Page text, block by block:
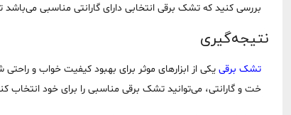
بررسی کنید که تشک برقی انتخابی دارای گارانتی مناسبی
نتیجه‌گیری
تشک برقی یکی از ابزارهای موثر برای بهبود کیفیت خواب و
خت و گارانتی، می‌توانید تشک برقی مناسبی را برای خود انتخاب